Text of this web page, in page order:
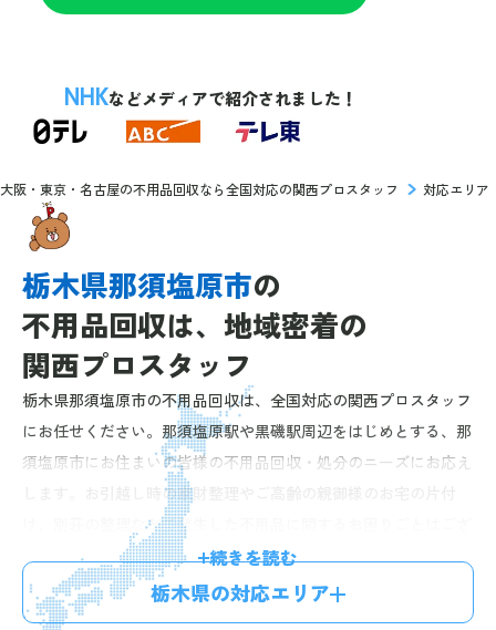
NHKなどメディアで紹介されました！
大阪・東京・名古屋の不用品回収なら全国対応の関西プロスタッフ 対応エリア
栃木県那須塩原市の
不用品回収は、 地域密着の
関西プロスタッフ
栃木県那須塩原市の不用品回収は、全国対応の関西プロスタッフ
にお任せください。那須塩原駅や黒磯駅周辺をはじめとする、那
須塩原市にお住まいの皆様の不用品回収・処分のニーズにお応え
します。お引越し時の家財整理やご高齢の親御様のお宅の片付
け、別荘の整理などで発生した不用品に関するお困りごとはござ
いませんか。当社では不用品回収はもちろん、遺品整理や生前整
理、ハウスクリーニング、ゴミ屋敷の片付けなどの専門サービ
ス、回収費用をお値引きする不用品買取などのお得なサービスを
続きを読む
栃木県の対応エリア